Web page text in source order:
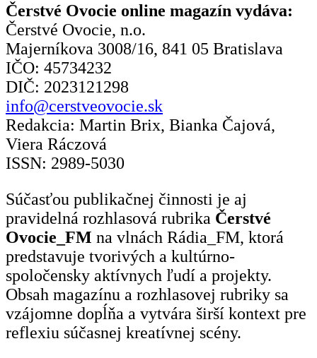
Čerstvé Ovocie online magazín vydáva:
Čerstvé Ovocie, n.o.
Majerníkova 3008/16, 841 05 Bratislava
IČO: 45734232
DIČ: 2023121298
info@cerstveovocie.sk
Redakcia: Martin Brix, Bianka Čajová,
Viera Ráczová
ISSN: 2989-5030
Súčasťou publikačnej činnosti je aj
pravidelná rozhlasová rubrika Čerstvé
Ovocie_FM na vlnách Rádia_FM, ktorá
predstavuje tvorivých a kultúrno-
spoločensky aktívnych ľudí a projekty.
Obsah magazínu a rozhlasovej rubriky sa
vzájomne dopĺňa a vytvára širší kontext pre
reflexiu súčasnej kreatívnej scény.